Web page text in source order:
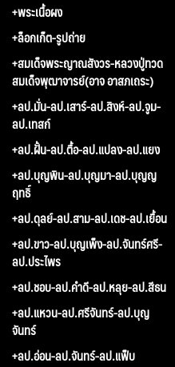
+พระเนื้อผง
+ล็อกเก็ต-รูปถ่าย
+สมเด็จพระญาณสังวร-หลวงปู่ทวด
สมเด็จพุฒาจารย์(อาจ อาสภเถระ)
+ลป.มั่น-ลป.เสาร์-ลป.สิงห์-ลป.จูม-
ลป.เทสก์
+ลป.ฝั้น-ลป.ตื้อ-ลป.แปลง-ลป.แยง
+ลป.บุญพิน-ลป.บุญมา-ลป.บุญญ
ฤทธิ์
+ลป.ดุลย์-ลป.สาม-ลป.เดช-ลป.เยื้อน
+ลป.ขาว-ลป.บุญเพ็ง-ลป.จันทร์ศรี-
ลป.ประไพร
+ลป.ชอบ-ลป.คำดี-ลป.หลุย-ลป.สีธน
+ลป.แหวน-ลป.ศรีจันทร์-ลป.บุญ
จันทร์
+ลป.อ่อน-ลป.จันทร์-ลป.แฟ็บ